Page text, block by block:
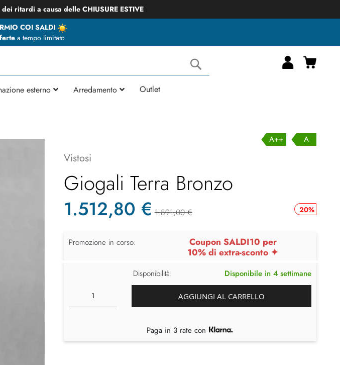
ritardi a causa delle CHIUSURE ESTIVE
COI SALDI
a tempo limitato
Cerca
Carrello
esterno Arredamento Outlet
A++ A
Vistosi
Giogali Terra Bronzo
20%
1.512,80 € 1.891,00 €
Promozione in corso:
Coupon SALDI10 per
10% di extra-sconto ✦
Disponibilità: Disponibile in 4 settimane
AGGIUNGI AL CARRELLO
Paga in 3 rate con